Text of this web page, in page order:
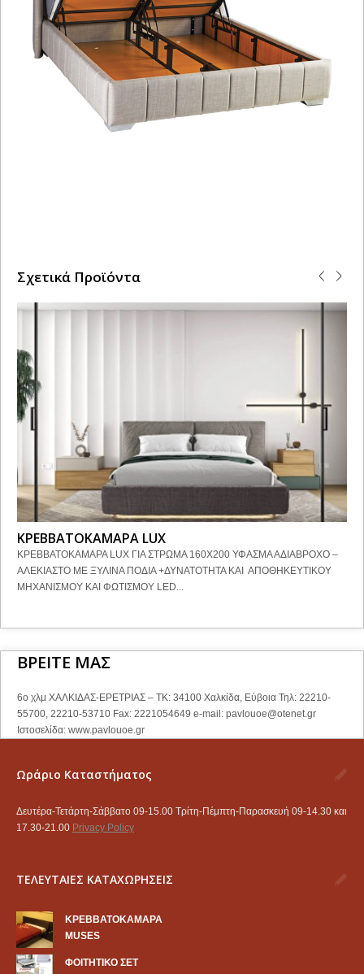
Σχετικά Προϊόντα
ΚΡΕΒΒΑΤΟΚΑΜΑΡΑ LUX
ΚΡΕΒΒΑΤΟΚΑΜΑΡΑ LUX ΓΙΑ ΣΤΡΩΜΑ 160Χ200 ΥΦΑΣΜΑ ΑΔΙΑΒΡΟΧΟ –
ΑΛΕΚΙΑΣΤΟ ΜΕ ΞΥΛΙΝΑ ΠΟΔΙΑ +ΔΥΝΑΤΟΤΗΤΑ ΚΑΙ ΑΠΟΘΗΚΕΥΤΙΚΟΥ
ΜΗΧΑΝΙΣΜΟΥ ΚΑΙ ΦΩΤΙΣΜΟΥ LED...
ΒΡΕΙΤΕ ΜΑΣ
6ο χλμ ΧΑΛΚΙΔΑΣ-ΕΡΕΤΡΙΑΣ – ΤΚ: 34100 Χαλκίδα, Εύβοια Τηλ: 22210-
55700, 22210-53710 Fax: 2221054649 e-mail: pavlouoe@otenet.gr
Ιστοσελίδα: www.pavlouoe.gr
Ωράριο Καταστήματος
Δευτέρα-Τετάρτη-Σάββατο 09-15.00 Τρίτη-Πέμπτη-Παρασκευή 09-14.30 και
17.30-21.00 Privacy Policy
ΤΕΛΕΥΤΑΙΕΣ ΚΑΤΑΧΩΡΗΣΕΙΣ
KΡΕΒΒΑΤΟΚΑΜΑΡΑ
MUSES
ΦΟΙΤΗΤΙΚΟ ΣΕΤ